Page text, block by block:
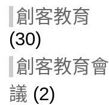
創客教育
(30)
創客教育會
議 (2)